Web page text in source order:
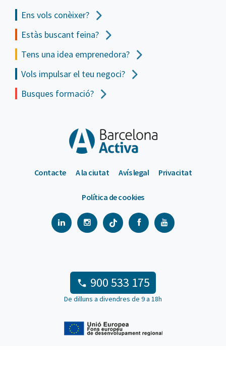
Ens vols conèixer?
Estàs buscant feina?
Tens una idea emprenedora?
Vols impulsar el teu negoci?
Busques formació?
Contacte A la ciutat Avís legal Privacitat
Política de cookies
900 533 175
De dilluns a divendres de 9 a 18h